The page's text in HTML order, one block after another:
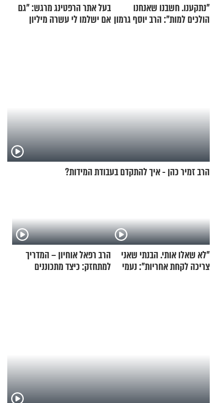
"נתקענו. חשבנו שאנחנו
הולכים למות": הרב יוסף גרמון
בעל אתר הרפטינג מרגש: "גם
אם ישלמו לי עשרה מיליון
הרב זמיר כהן - איך להתקדם בעבודת המידות?
"לא שאלו אותי. הבנתי שאני
צריכה לקחת אחריות": נעמי
הרב רפאל אוחיון – המדריך
למתחזק: כיצד מתכוננים